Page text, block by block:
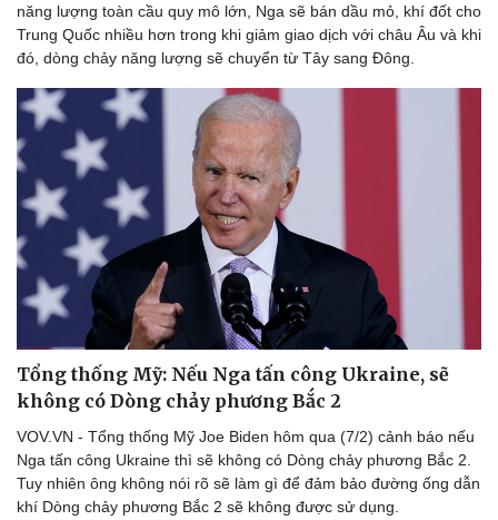
năng lượng toàn cầu quy mô lớn, Nga sẽ bán dầu mỏ, khí đốt cho
Trung Quốc nhiều hơn trong khi giảm giao dịch với châu Âu và khi
đó, dòng chảy năng lượng sẽ chuyển từ Tây sang Đông.
Tổng thống Mỹ: Nếu Nga tấn công Ukraine, sẽ
không có Dòng chảy phương Bắc 2
VOV.VN - Tổng thống Mỹ Joe Biden hôm qua (7/2) cảnh báo nếu
Nga tấn công Ukraine thì sẽ không có Dòng chảy phương Bắc 2.
Tuy nhiên ông không nói rõ sẽ làm gì để đảm bảo đường ống dẫn
khí Dòng chảy phương Bắc 2 sẽ không được sử dụng.